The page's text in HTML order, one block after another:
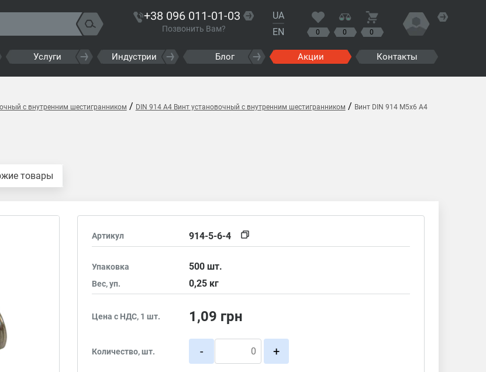
+38 096 011-01-03
Позвонить Вам?
UA
EN
0 0 0
Услуги Индустрии Блог Акции Контакты
с внутренним шестигранником / DIN 914 A4 Винт установочный с внутренним шестигранником / Винт DIN 914 M5x6 A4
товары
Артикул 914-5-6-4
Упаковка 500шт.
Вес, уп. 0,25 кг
Цена с НДС, 1 шт. 1,09 грн
Количество, шт. - +